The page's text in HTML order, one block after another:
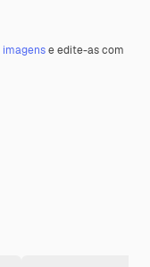
e edite-as com